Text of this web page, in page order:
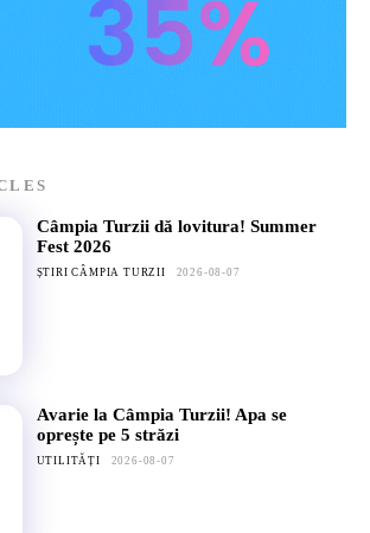
Câmpia Turzii dă lovitura! Summer
Fest 2026
ȘTIRI CÂMPIA TURZII 2026-08-07
Avarie la Câmpia Turzii! Apa se
oprește pe 5 străzi
UTILITĂȚI 2026-08-07